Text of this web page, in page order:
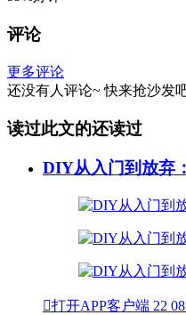
评论
更多评论
还没有人评论~ 快来抢沙发
读过此文的还读过
DIY从入门到放弃
打开APP客户端 22